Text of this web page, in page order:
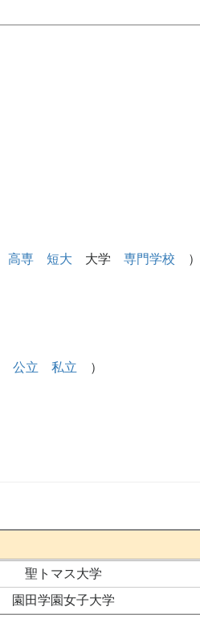
高専 短大 大学 専門学校 ）
公立 私立 ）
聖トマス大学
園田学園女子大学